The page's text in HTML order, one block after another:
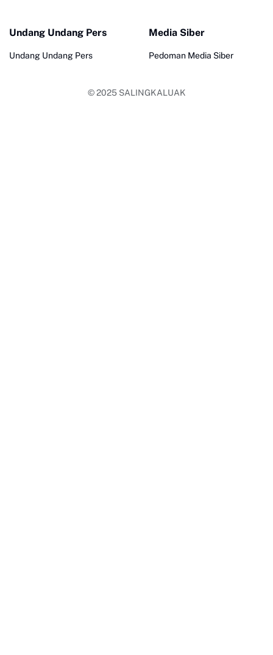
Undang Undang Pers
Undang Undang Pers
Media Siber
Pedoman Media Siber
© 2025 SALINGKALUAK